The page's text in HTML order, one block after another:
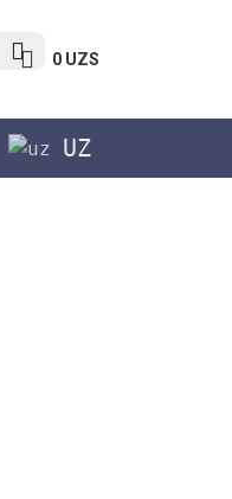
0 UZS
UZ